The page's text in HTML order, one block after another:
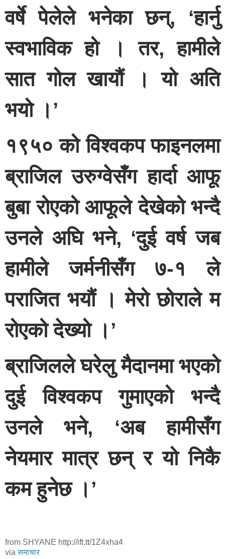
वर्षे पेलेले भनेका छन्, ‘हार्नु
स्वभाविक हो । तर, हामीले
सात गोल खायौं । यो अति
भयो ।’
१९५० को विश्वकप फाइनलमा
ब्राजिल उरुग्वेसँग हार्दा आफू
बुबा रोएको आफूले देखेको भन्दै
उनले अघि भने, ‘दुई वर्ष जब
हामीले जर्मनीसँग ७-१ ले
पराजित भयौं । मेरो छोराले म
रोएको देख्यो ।’
ब्राजिलले घरेलु मैदानमा भएको
दुई विश्वकप गुमाएको भन्दै
उनले भने, ‘अब हामीसँग
नेयमार मात्र छन् र यो निकै
कम हुनेछ ।’
from SHYANE http://ift.tt/1Z4xha4
viaसमाचार